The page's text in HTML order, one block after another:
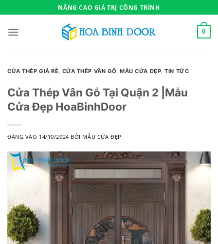
qua
nội
NÂNG CAO GIÁ TRỊ CÔNG TRÌNH
0
CỬA THÉP GIÁ RẺ, CỬA THÉP VÂN GỖ,MẪU CỬA ĐẸP,TIN TỨC
Cửa Thép Vân Gỗ Tại Quận 2 |Mẫu
Cửa Đẹp HoaBinhDoor
ĐĂNG VÀO 14/10/2024 BỞI MẪU CỬA ĐẸP